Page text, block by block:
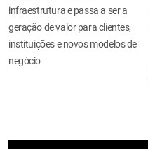
infraestrutura e passa a ser a
geração de valor para clientes,
instituições e novos modelos de
negócio